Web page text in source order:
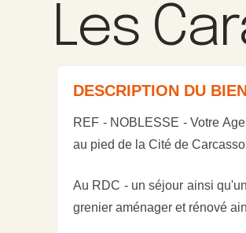
Les
DESCRIPTION DU BIEN
REF - NOBLESSE - Votre
au pied de la Cité de
Au RDC - un séjour ainsi
grenier aménager et rénové